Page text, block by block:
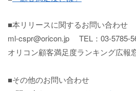
■本リリースに関するお問い合わせ
ml-cspr@oricon.jp TEL：03-5785-
オリコン顧客満足度ランキング広報
■その他のお問い合わせ